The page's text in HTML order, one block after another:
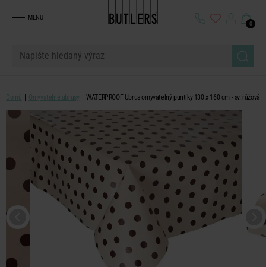
MENU
0
Domů Omyvatelné ubrusy WATERPROOF Ubrus omyvatelný puntíky 130 x 160 cm - sv. růžová